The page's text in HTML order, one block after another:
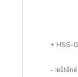
+ HSS-
-